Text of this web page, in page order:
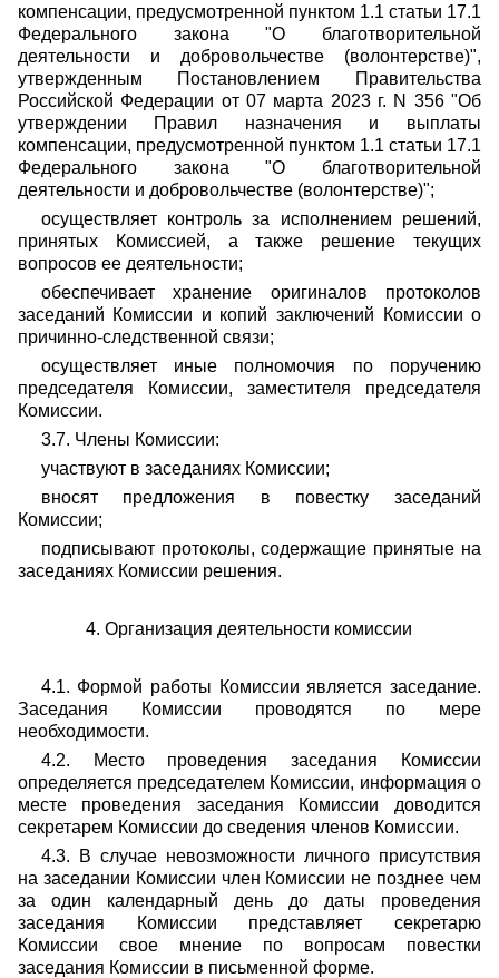
компенсации, предусмотренной пунктом 1.1 статьи 17.1
Федерального закона "О благотворительной
деятельности и добровольчестве (волонтерстве)",
утвержденным Постановлением Правительства
Российской Федерации от 07 марта 2023 г. N 356 "Об
утверждении Правил назначения и выплаты
компенсации, предусмотренной пунктом 1.1 статьи 17.1
Федерального закона "О благотворительной
деятельности и добровольчестве (волонтерстве)";
осуществляет контроль за исполнением решений,
принятых Комиссией, а также решение текущих
вопросов ее деятельности;
обеспечивает хранение оригиналов протоколов
заседаний Комиссии и копий заключений
Комиссии о
причинно-следственной связи;
осуществляет иные полномочия по поручению
председателя Комиссии, заместителя председателя
Комиссии.
3.7. Члены Комиссии:
участвуют в заседаниях Комиссии;
вносят предложения в повестку заседаний
Комиссии;
подписывают протоколы, содержащие принятые на
заседаниях Комиссии решения.
4. Организация деятельности комиссии
4.1. Формой работы Комиссии является заседание.
Заседания Комиссии проводятся по мере
необходимости.
4.2. Место проведения заседания Комиссии
определяется председателем Комиссии, информация о
месте проведения заседания Комиссии доводится
секретарем Комиссии до сведения членов Комиссии.
4.3. В случае невозможности личного присутствия
на заседании Комиссии член Комиссии не позднее чем
за один календарный день до даты проведения
заседания Комиссии представляет секретарю
Комиссии свое мнение по вопросам повестки
заседания Комиссии в письменной форме.